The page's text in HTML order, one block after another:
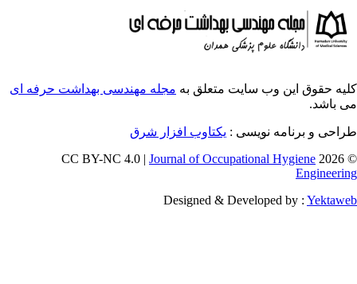
متعلق به مجله مهندسی بهداشت حرفه ای
:یکتاوب افزار شرق
Journal of
Designed &